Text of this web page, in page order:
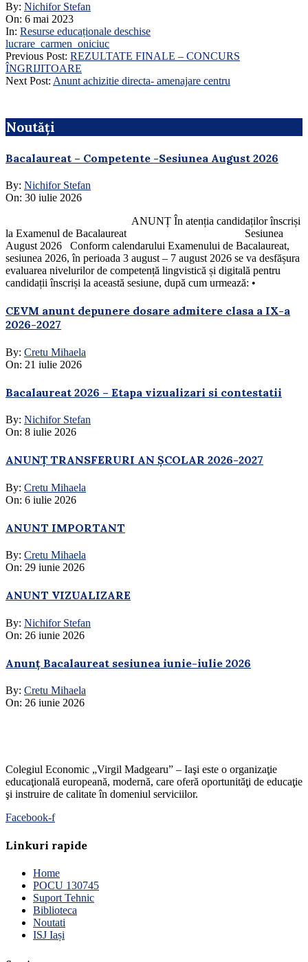
By: Nichifor Stefan
On: 6 mai 2023
In: Resurse educaționale deschise
lucrare_carmen_oniciuc
2023-
05-
06
Previous Post: REZULTATE FINALE – CONCURS
ÎNGRIJITOARE
Next Post: Anunt achizitie directa- amenajare centru
Noutăți
Bacalaureat – Competente -Sesiunea August 2026
By: Nichifor Stefan
On: 30 iulie 2026
ANUNȚ În atenția candidaților înscriși
la Examenul de Bacalaureat Sesiunea
August 2026 Conform calendarului Examenului de Bacalaureat,
sesiunea 2026, în perioada 3 august – 7 august 2026 se va desfășura
evaluarea nivelurilor de competență lingvistică și digitală pentru
candidații înscriși la această sesiune, după cum urmează: •
CEVM anunt depunere dosare admitere clasa a IX-a
2026-2027
By: Cretu Mihaela
On: 21 iulie 2026
Bacalaureat 2026 – Etapa vizualizari si contestatii
By: Nichifor Stefan
On: 8 iulie 2026
ANUNȚ TRANSFERURI AN ȘCOLAR 2026-2027
By: Cretu Mihaela
On: 6 iulie 2026
ANUNT IMPORTANT
By: Cretu Mihaela
On: 29 iunie 2026
ANUNT VIZUALIZARE
By: Nichifor Stefan
On: 26 iunie 2026
Anunț Bacalaureat sesiunea iunie-iulie 2026
By: Cretu Mihaela
On: 26 iunie 2026
Colegiul Economic „Virgil Madgearu” – Iaşi este o organizaţie
educaţională europeană, modernă, care oferă oportunităţi de educaţie
şi instruire de calitate în domeniul serviciilor.
Facebook-f
Linkuri rapide
Home
POCU 130745
Suport Tehnic
Biblioteca
Noutati
ISJ Iași